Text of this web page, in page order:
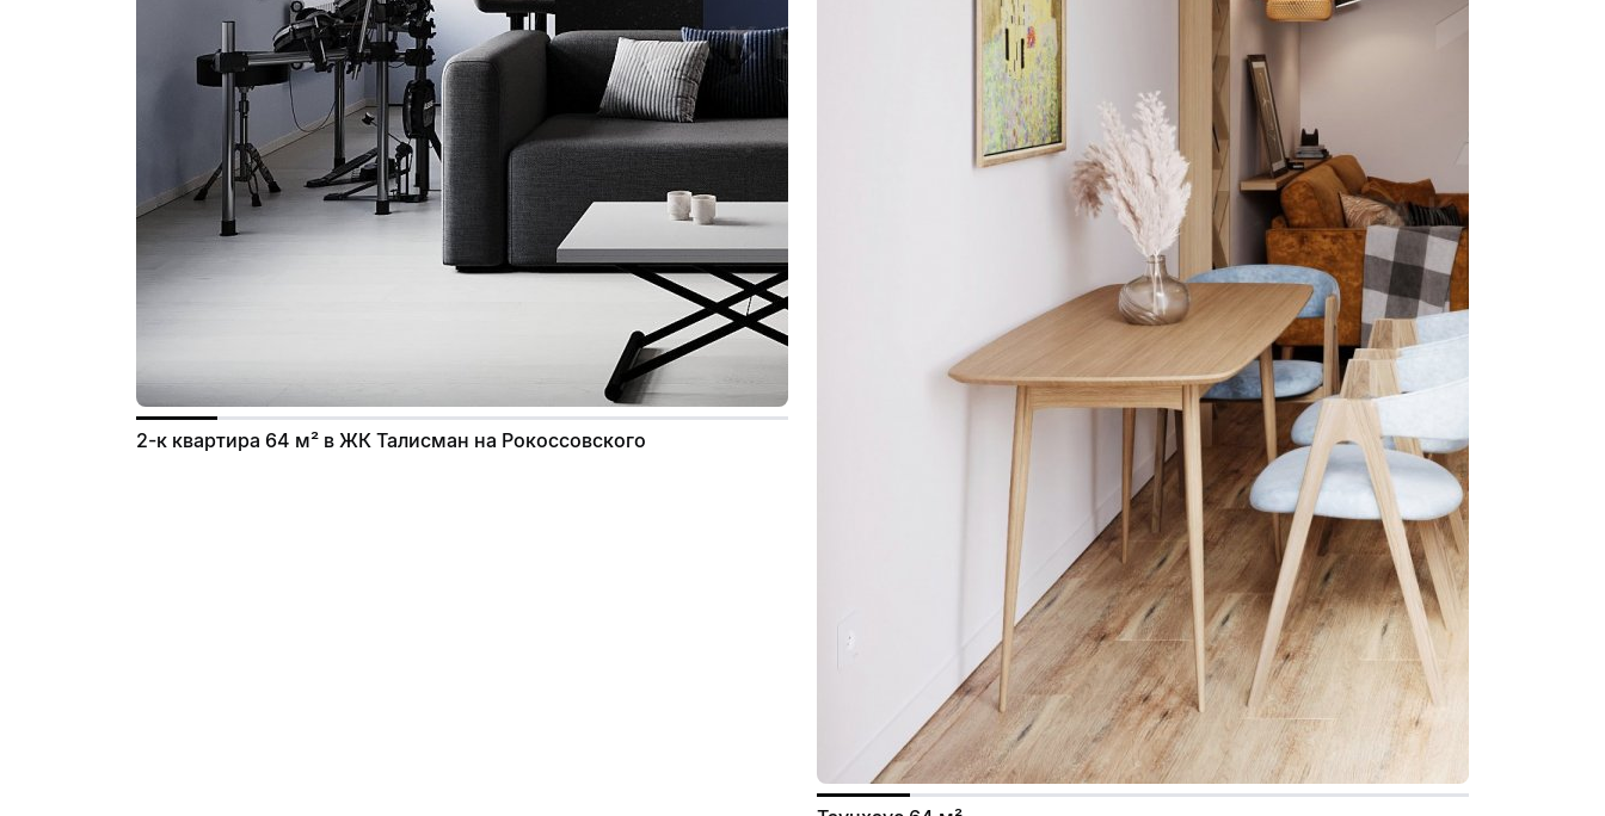
2-к квартира 64 м² в ЖК Талисман на Рокоссовского